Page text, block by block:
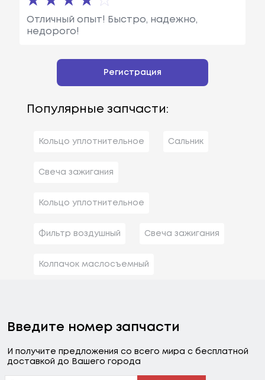
Отличный опыт! Быстро, надежно,
недорого!
Регистрация
Популярные запчасти:
Кольцо уплотнительное Сальник
Свеча зажигания
Кольцо уплотнительное
Фильтр воздушный Свеча зажигания
Колпачок маслосъемный
Введите номер запчасти
И получите предложения со всего мира с бесплатной
доставкой до Вашего города